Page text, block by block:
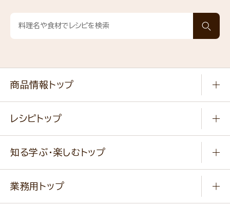
商品情報トップ
健康食品・他
新商品・リニューアル商品
通販サイト一覧
レシピトップ
作り方動画
知る学ぶ・楽しむトップ
業務用トップ